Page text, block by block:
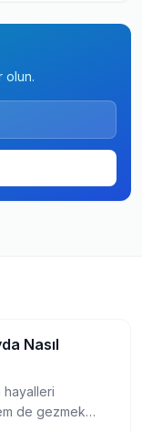
olun.
Nasıl
de gezmek